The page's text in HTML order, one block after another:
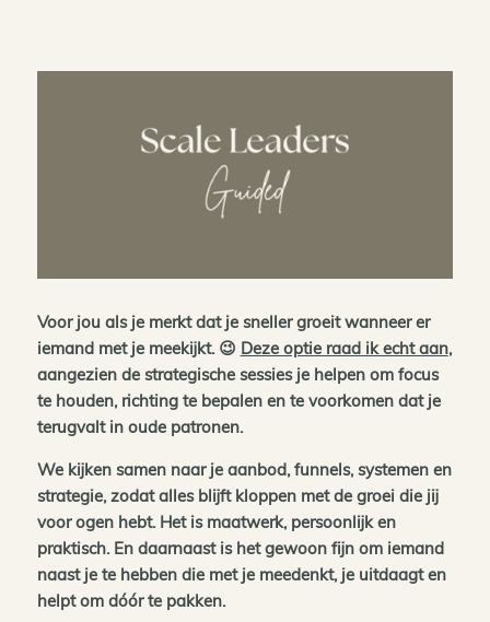
Voor jou als je merkt dat je sneller groeit wanneer er
iemand met je meekijkt. 😉 Deze optie raad ik echt aan,
aangezien de strategische sessies je helpen om focus
te houden, richting te bepalen en te voorkomen dat je
terugvalt in oude patronen.
We kijken samen naar je aanbod, funnels, systemen en
strategie, zodat alles blijft kloppen met de groei die jij
voor ogen hebt. Het is maatwerk, persoonlijk en
praktisch. En daarnaast is het gewoon fijn om iemand
naast je te hebben die met je meedenkt, je uitdaagt en
helpt om dóór te pakken.